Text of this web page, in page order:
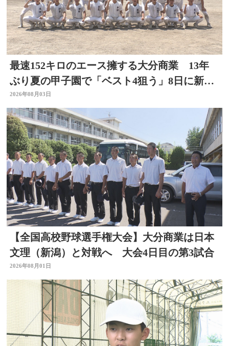
最速152キロのエース擁する大分商業 13年
ぶり夏の甲子園で「ベスト4狙う」8日に新潟
代表と対戦
2026年08月03日
【全国高校野球選手権大会】大分商業は日本
文理（新潟）と対戦へ 大会4日目の第3試合
2026年08月01日